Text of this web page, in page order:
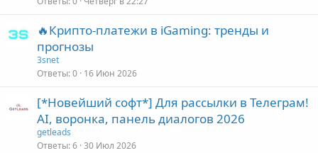
🔥Крипто-платежи в iGaming: тренды и
прогнозы
3snet
Ответы 0 16 Июн 2026
[*Новейший софт*] Для рассылки в Телеграм!
AI, воронка, панель диалогов 2026
getleads
Ответы 6 30 Июл 2026